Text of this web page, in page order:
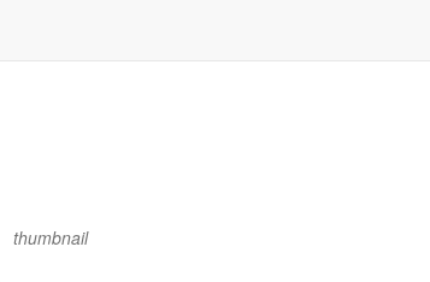
thumbnail